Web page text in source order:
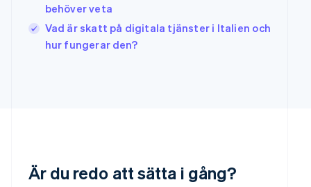
behöver veta
Vad är skatt på digitala tjänster i Italien och
hur fungerar den?
Är du redo att sätta i gång?
Kanada
EnglishFrançais
Kroatien
Français Deutsch English